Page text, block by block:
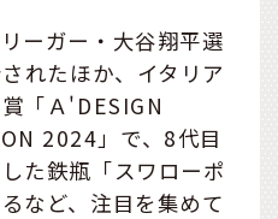
ーガー・大谷翔平選
れたほか、イタリア
「Ａ'DESIGN
2024」で、8代目
た鉄瓶「スワローポ
など、注目を集めて